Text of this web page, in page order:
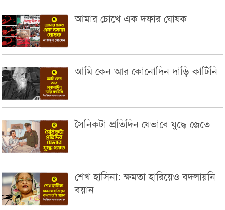
আমার চোখে এক দফার ঘোষক
আমি কেন আর কোনোদিন দাড়ি কাটিনি
সৈনিকটা প্রতিদিন যেভাবে যুদ্ধে জেতে
শেখ হাসিনা: ক্ষমতা হারিয়েও বদলায়নি
বয়ান